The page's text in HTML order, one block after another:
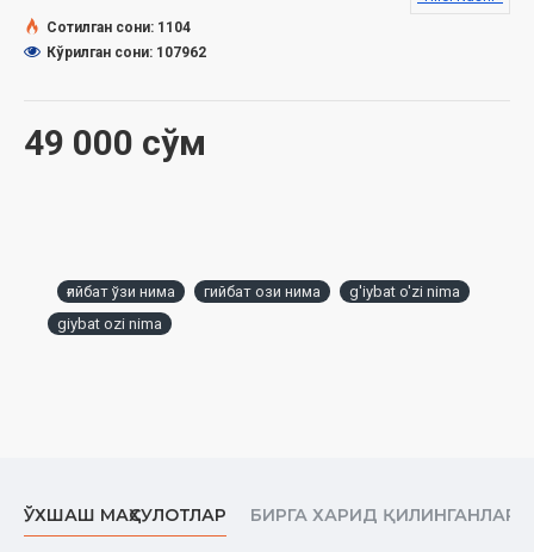
Муаллифнинг таржимаи ҳоли
Ғийбатнинг таърифи
Ножоиз ғийбатнинг таърифи
Ғийбатдан ман қилишга тегишли ҳукмлар, ҳадислар ва
Ғийбатнинг зарарлари
49 000 сўм
Сотилган сони: 1104
Кўрилган сони: 107962
ғийбат ўзи нима гийбат ози нима
g'iybat o'zi nima
giybat ozi nima
ЎХШАШ МАҲСУЛОТЛАР БИРГА ХАРИД ҚИЛИНГАНЛАР